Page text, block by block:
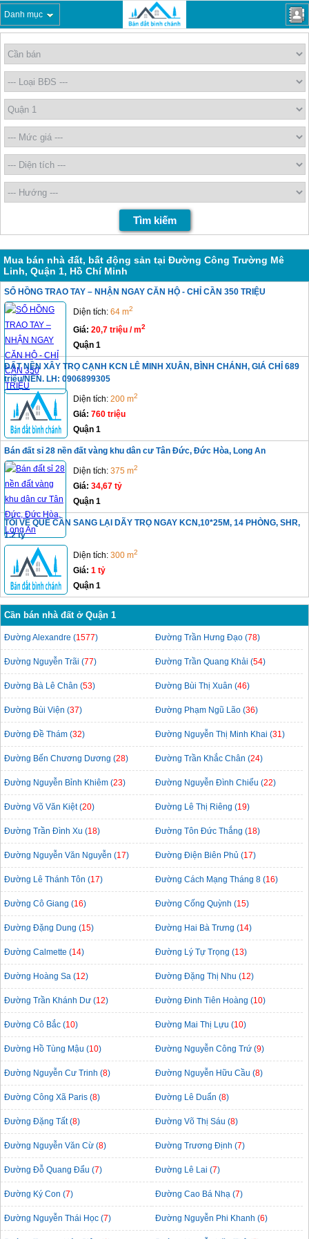
Danh mục
Mua bán nhà đất, bất động sản tại Đường Công Trường Mê
Linh, Quận 1, Hồ Chí Minh
SỔ HỒNG TRAO TAY – NHẬN NGAY CĂN HỘ - CHỈ CẦN 350 TRIỆU
Diện tích: 64 m2
Giá: 20,7 triệu / m2
Quận 1
ĐẤT NỀN XÂY TRỌ CẠNH KCN LÊ MINH XUÂN, BÌNH CHÁNH, GIÁ CHỈ 689
triệu/NỀN. LH: 0906899305
Diện tích: 200 m2
Giá: 760 triệu
Quận 1
Bán đất sỉ 28 nền đất vàng khu dân cư Tân Đức, Đức Hòa, Long An
Diện tích: 375 m2
Giá: 34,67 tỷ
Quận 1
TÔI VỀ QUÊ CẦN SANG LẠI DÃY TRỌ NGAY KCN,10*25M, 14 PHÒNG, SHR,
1.2 tỷ
Diện tích: 300 m2
Giá: 1 tỷ
Quận 1
Cần bán nhà đất ở Quận 1
Đường Alexandre (1577) Đường Trần Hưng Đạo (78)
Đường Nguyễn Trãi (77) Đường Trần Quang Khải (54)
Đường Bà Lê Chân (53) Đường Bùi Thị Xuân (46)
Đường Bùi Viện (37) Đường Phạm Ngũ Lão (36)
Đường Đề Thám (32) Đường Nguyễn Thị Minh Khai (31)
Đường Bến Chương Dương (28) Đường Trần Khắc Chân (24)
Đường Nguyễn Bỉnh Khiêm (23) Đường Nguyễn Đình Chiểu (22)
Đường Võ Văn Kiệt (20) Đường Lê Thị Riêng (19)
Đường Trần Đình Xu (18) Đường Tôn Đức Thắng (18)
Đường Nguyễn Văn Nguyễn (17) Đường Điện Biên Phủ (17)
Đường Lê Thánh Tôn (17) Đường Cách Mạng Tháng 8 (16)
Đường Cô Giang (16) Đường Cống Quỳnh (15)
Đường Đặng Dung (15) Đường Hai Bà Trưng (14)
Đường Calmette (14) Đường Lý Tự Trọng (13)
Đường Hoàng Sa (12) Đường Đặng Thị Nhu (12)
Đường Trần Khánh Dư (12) Đường Đinh Tiên Hoàng (10)
Đường Cô Bắc (10) Đường Mai Thị Lựu (10)
Đường Hồ Tùng Mậu (10) Đường Nguyễn Công Trứ (9)
Đường Nguyễn Cư Trinh (8) Đường Nguyễn Hữu Cầu (8)
Đường Công Xã Paris (8) Đường Lê Duẩn (8)
Đường Đặng Tất (8) Đường Võ Thị Sáu (8)
Đường Nguyễn Văn Cừ (8) Đường Trương Định (7)
Đường Đỗ Quang Đẩu (7) Đường Lê Lai (7)
Đường Ký Con (7) Đường Cao Bá Nhạ (7)
Đường Nguyễn Thái Học (7) Đường Nguyễn Phi Khanh (6)